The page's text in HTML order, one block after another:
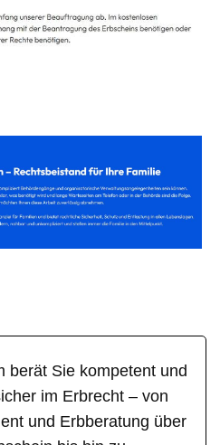
berät Sie kompetent und
im Erbrecht – von
und Erbberatung über